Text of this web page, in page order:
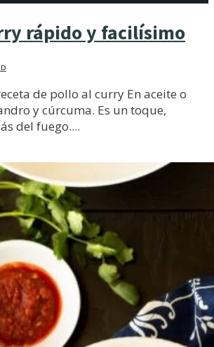
rápido y facilísimo
de pollo al curry En aceite o
y cúrcuma. Es un toque,
del fuego....